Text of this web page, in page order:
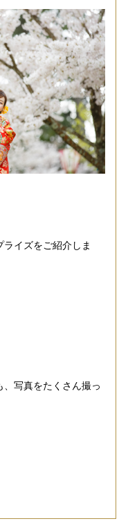
イズをご紹介しま
写真をたくさん撮っ